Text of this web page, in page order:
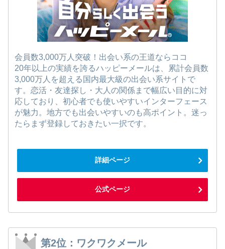
会員数3,000万人突破！出会い系の王道ならココ
20年以上の実績を誇るハッピーメールは、累計会員数
3,000万人を超える国内最大級の出会い系サイトで
す。恋活・友達探し・大人の関係まで幅広い目的に対
応しており、初心者でも使いやすいインターフェース
が魅力。地方でも出会いやすいのも高ポイント。迷っ
たらまず登録しておきたい一択です。
詳細ページ
公式ページ
第2位：ワクワクメール